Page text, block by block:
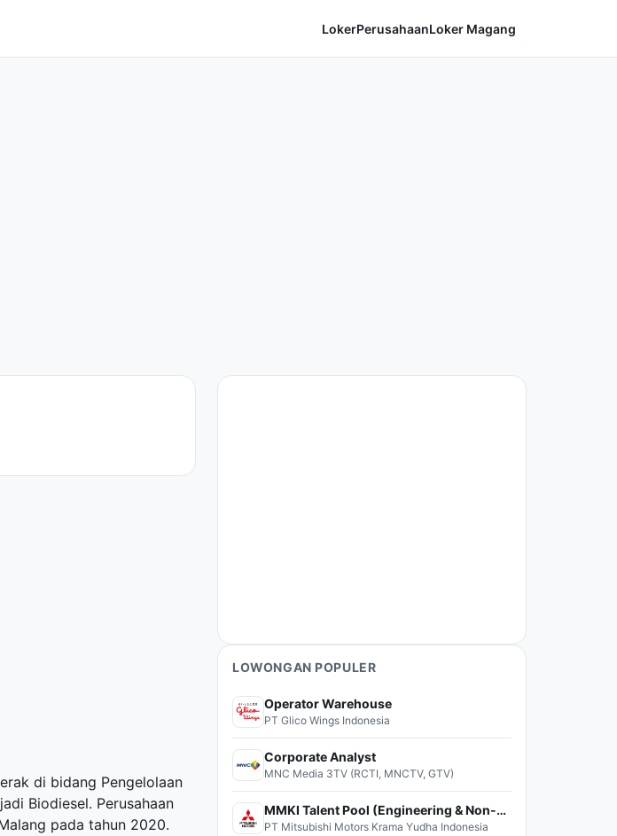
LokerPerusahaanLoker Magang
di bidang Pengelolaan
Biodiesel. Perusahaan
pada tahun 2020.
LOWONGAN POPULER
Operator Warehouse
PT Glico Wings Indonesia
Corporate Analyst
MNC Media 3TV (RCTI, MNCTV, GTV)
MMKI Talent Pool (Engineering & Non-Engineering)
PT Mitsubishi Motors Krama Yudha Indonesia